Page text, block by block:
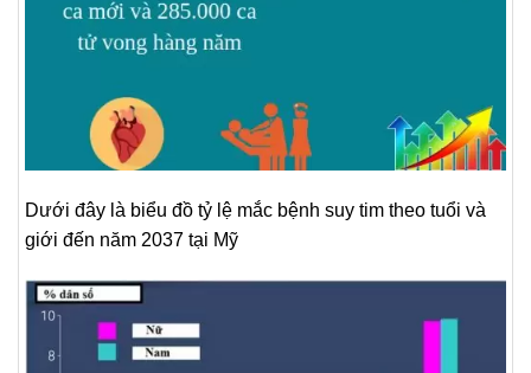
Dưới đây là biểu đồ tỷ lệ mắc bệnh suy tim theo tuổi và
giới đến năm 2037 tại Mỹ